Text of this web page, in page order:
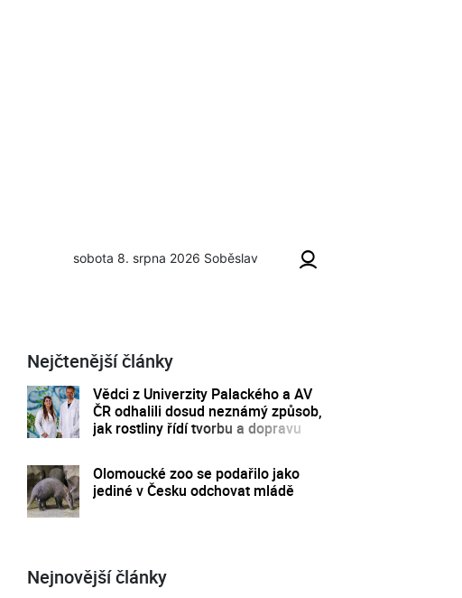
sobota 8. srpna 2026 Soběslav
Nejčtenější články
Vědci z Univerzity Palackého a AV
ČR odhalili dosud neznámý způsob,
jak rostliny řídí tvorbu a dopravu
Olomoucké zoo se podařilo jako
jediné v Česku odchovat mládě
Nejnovější články